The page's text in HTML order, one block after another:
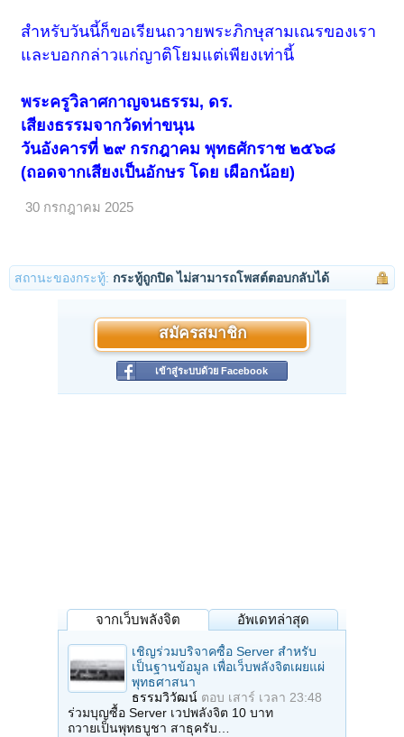
สำหรับวันนี้ก็ขอเรียนถวายพระภิกษุสามเณรของเรา
และบอกกล่าวแก่ญาติโยมแต่เพียงเท่านี้
พระครูวิลาศกาญจนธรรม, ดร.
เสียงธรรมจากวัดท่าขนุน
วันอังคารที่ ๒๙ กรกฎาคม พุทธศักราช ๒๕๖๘
(ถอดจากเสียงเป็นอักษร โดย เผือกน้อย)
30 กรกฎาคม 2025
สถานะของกระทู้: กระทู้ถูกปิด ไม่สามารถโพสต์ตอบกลับได้
สมัครสมาชิก
เข้าสู่ระบบด้วย Facebook
จากเว็บพลังจิต อัพเดทล่าสุด
เชิญร่วมบริจาคซื้อ Server สำหรับ
เป็นฐานข้อมูล เพื่อเว็บพลังจิตเผยแผ่
พุทธศาสนา
ธรรมวิวัฒน์ ตอบ เสาร์ เวลา 23:48
ร่วมบุญซื้อ Server เวปพลังจิต 10 บาท
ถวายเป็นพุทธบูชา สาธุครับ…